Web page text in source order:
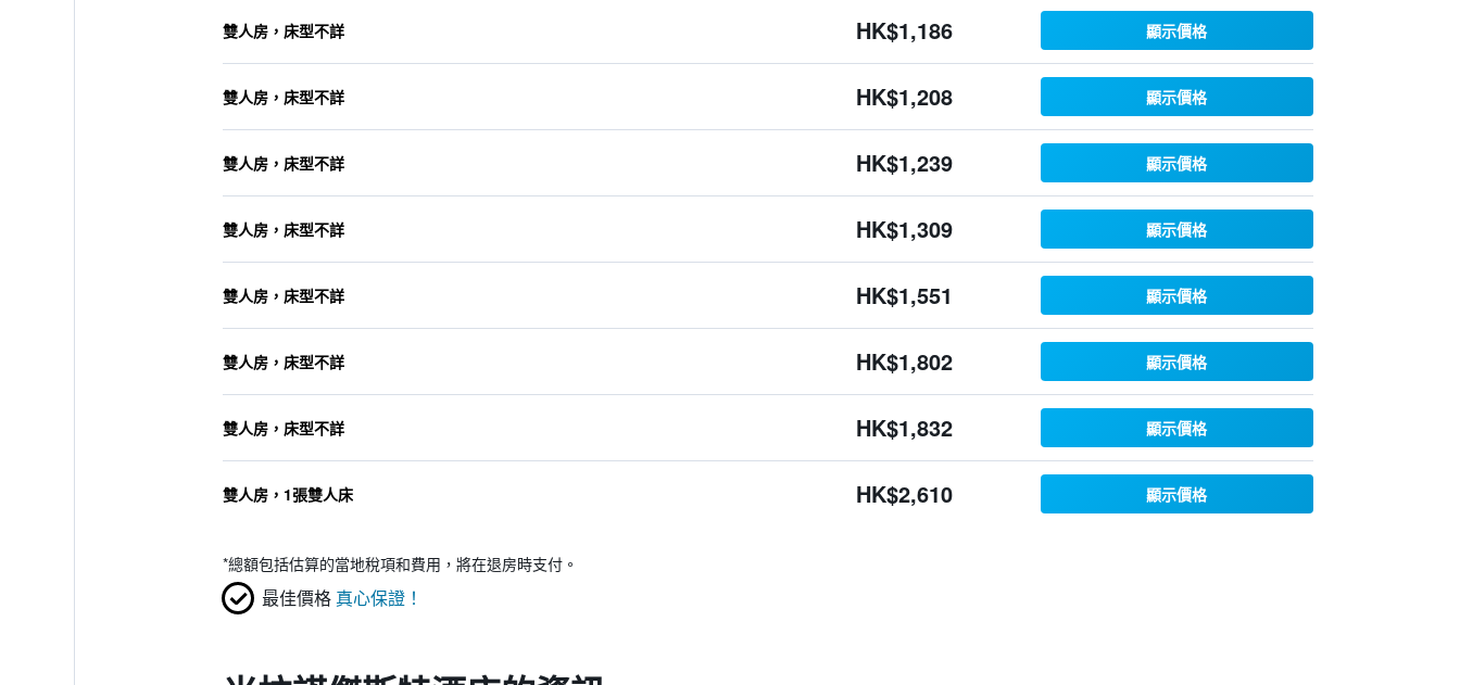
雙人房，床型不詳 HK$1,186 顯示價格
雙人房，床型不詳 HK$1,208 顯示價格
雙人房，床型不詳 HK$1,239 顯示價格
雙人房，床型不詳 HK$1,309 顯示價格
雙人房，床型不詳 HK$1,551 顯示價格
雙人房，床型不詳 HK$1,802 顯示價格
雙人房，床型不詳 HK$1,832 顯示價格
雙人房，1張雙人床 HK$2,610 顯示價格
*總額包括估算的當地稅項和費用，將在退房時支付。
最佳價格 真心保證！